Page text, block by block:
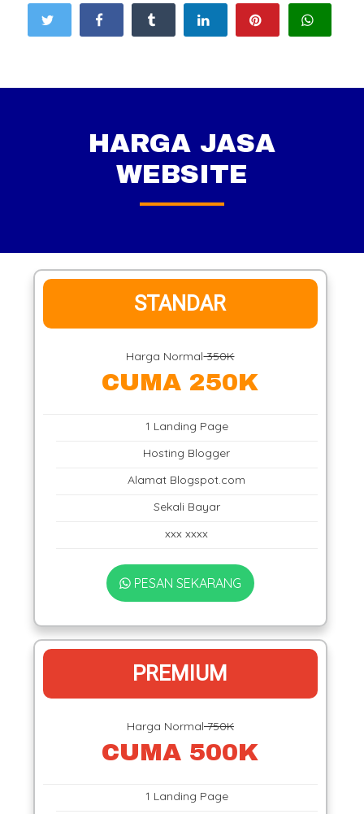
HARGA JASA
WEBSITE
STANDAR
Harga Normal350K
CUMA 250K
1 Landing Page
Hosting Blogger
Alamat Blogspot.com
Sekali Bayar
xxx xxxx
PESAN SEKARANG
PREMIUM
Harga Normal750K
CUMA 500K
1 Landing Page